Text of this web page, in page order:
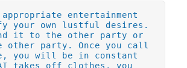
entertainment
your own lustful desires.
it to the other party or
other party. Once you call
you will be in constant
takes off clothes, you